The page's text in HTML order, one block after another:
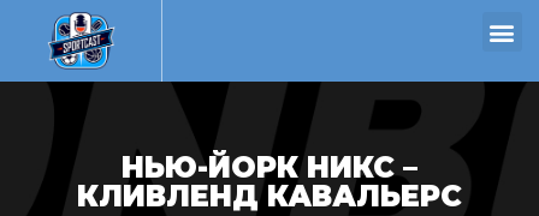
НЬЮ-ЙОРК НИКС –
КЛИВЛЕНД КАВАЛЬЕРС